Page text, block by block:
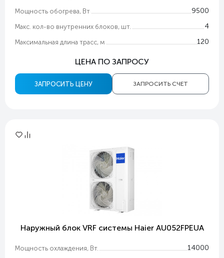
Мощность обогрева, Вт 9500
Макс. кол-во внутренних блоков, шт. 4
Максимальная длина трасс, м 120
ЦЕНА ПО ЗАПРОСУ
ЗАПРОСИТЬ СЧЕТ
ЗАПРОСИТЬ ЦЕНУ
Наружный блок VRF системы Haier AU052FPEUA
Мощность охлаждения, Вт. 14000